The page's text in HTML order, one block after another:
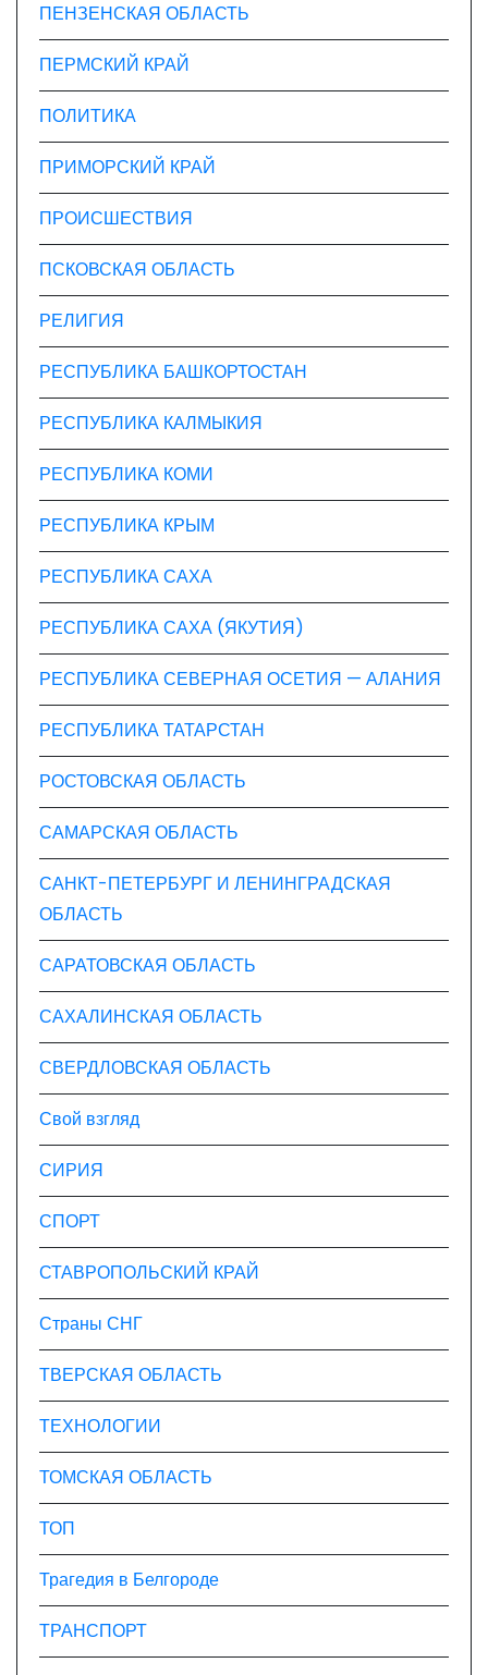
ПЕНЗЕНСКАЯ ОБЛАСТЬ
ПЕРМСКИЙ КРАЙ
ПОЛИТИКА
ПРИМОРСКИЙ КРАЙ
ПРОИСШЕСТВИЯ
ПСКОВСКАЯ ОБЛАСТЬ
РЕЛИГИЯ
РЕСПУБЛИКА БАШКОРТОСТАН
РЕСПУБЛИКА КАЛМЫКИЯ
РЕСПУБЛИКА КОМИ
РЕСПУБЛИКА КРЫМ
РЕСПУБЛИКА САХА
РЕСПУБЛИКА САХА (ЯКУТИЯ)
РЕСПУБЛИКА СЕВЕРНАЯ ОСЕТИЯ — АЛАНИЯ
РЕСПУБЛИКА ТАТАРСТАН
РОСТОВСКАЯ ОБЛАСТЬ
САМАРСКАЯ ОБЛАСТЬ
САНКТ-ПЕТЕРБУРГ И ЛЕНИНГРАДСКАЯ
ОБЛАСТЬ
САРАТОВСКАЯ ОБЛАСТЬ
САХАЛИНСКАЯ ОБЛАСТЬ
СВЕРДЛОВСКАЯ ОБЛАСТЬ
Свой взгляд
СИРИЯ
СПОРТ
СТАВРОПОЛЬСКИЙ КРАЙ
Страны СНГ
ТВЕРСКАЯ ОБЛАСТЬ
ТЕХНОЛОГИИ
ТОМСКАЯ ОБЛАСТЬ
ТОП
Трагедия в Белгороде
ТРАНСПОРТ